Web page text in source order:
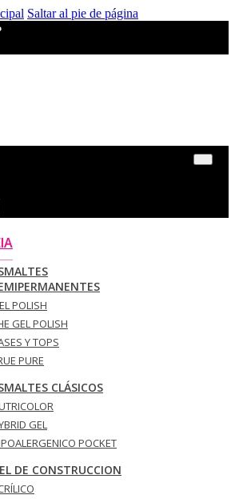
Saltar al pie de página
POLISH
GEL POLISH
Y‎ TOPS
PURE
CLÁSICOS
GEL
POCKET
DE CONSTRUCCION